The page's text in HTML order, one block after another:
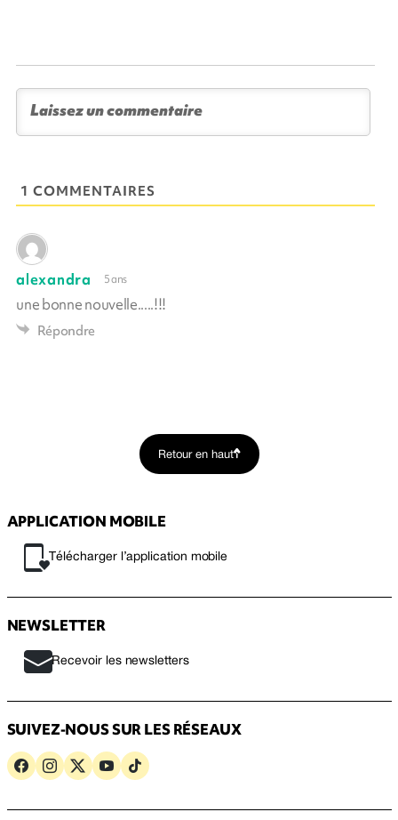
1 COMMENTAIRES
alexandra 5 ans
une bonne nouvelle.....!!!
Répondre
Retour en haut
APPLICATION MOBILE
Télécharger l’application mobile
NEWSLETTER
Recevoir les newsletters
SUIVEZ-NOUS SUR LES RÉSEAUX